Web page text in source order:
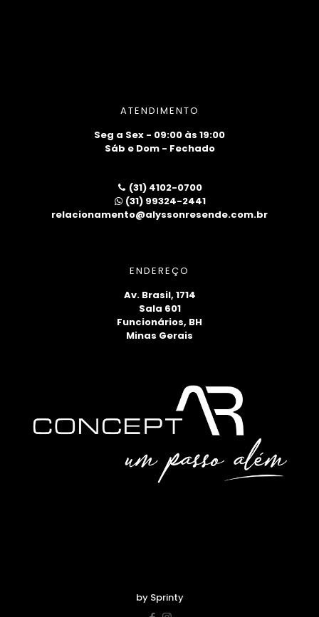
ATENDIMENTO
Seg a Sex - 09:00 às 19:00
Sáb e Dom - Fechado
(31) 4102-0700
(31) 99324-2441
relacionamento@alyssonresende.com.br
ENDEREÇO
Av. Brasil, 1714
Sala 601
Funcionários, BH
Minas Gerais
by Sprinty